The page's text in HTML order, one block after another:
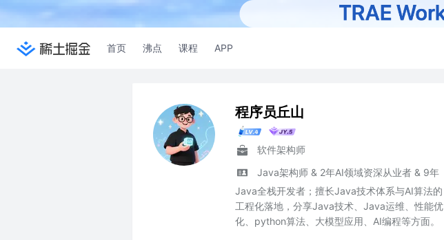
首页 沸点 课程 APP
程序员丘山
软件架构师
Java架构师 & 2年AI领域资深从业者 & 9年
Java全栈开发者；擅长Java技术体系与AI算法的
工程化落地，分享Java技术、Java运维、性能优
化、python算法、大模型应用、AI编程等方面。